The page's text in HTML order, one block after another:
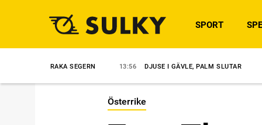
SPORT
RAKA SEGERN 13:56 DJUSE I GÄVLE, PALM SLUTAR 12:57
Österrike